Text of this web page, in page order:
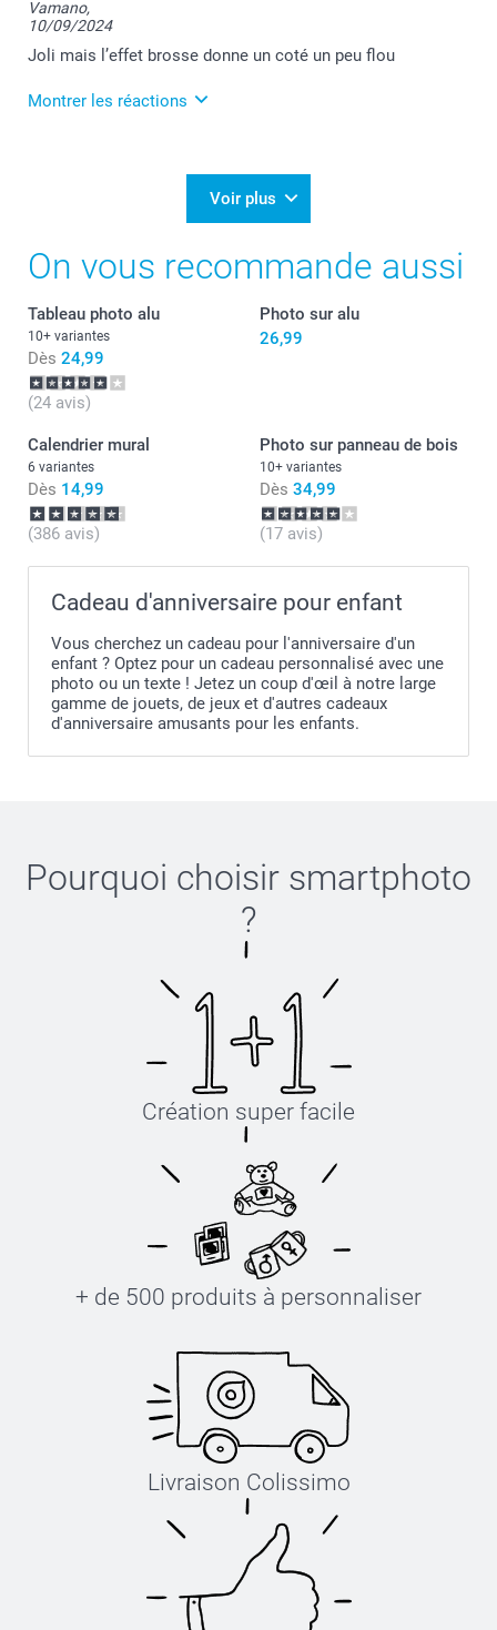
Vamano,
10/09/2024
Joli mais l’effet brosse donne un coté un peu flou
Montrer les réactions
désolée que vous ne soyez pas totalement satisfait
de votre tableau alu brossé.
ensemble.
Je reste à votre disposition et je vous souhaite une
bonne journée.
Cordialement,
Florence@smartphoto
Voir plus
On vous recommande aussi
Tableau photo alu
10+ variantes
Dès 24,99
(24 avis)
Photo sur alu
26,99
Calendrier mural
6 variantes
Dès 14,99
(386 avis)
Photo sur panneau de bois
10+ variantes
Dès 34,99
(17 avis)
Cadeau d'anniversaire pour enfant
Vous cherchez un cadeau pour l'anniversaire d'un
enfant ? Optez pour un cadeau personnalisé avec une
photo ou un texte ! Jetez un coup d'œil à notre large
gamme de jouets, de jeux et d'autres cadeaux
d'anniversaire amusants pour les enfants.
Pourquoi choisir smartphoto
?
Création super facile
+ de 500 produits à personnaliser
Livraison Colissimo